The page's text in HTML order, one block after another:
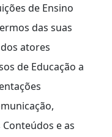
de Ensino
das suas
atores
de Educação a
e as